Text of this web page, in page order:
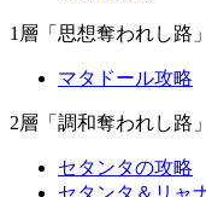
1層「思想奪われし路」
マタドール攻略
2層「調和奪われし路」
セタンタの攻略
セタンタ＆リャ